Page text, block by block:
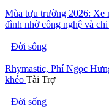
Mùa tựu trường 2026: Xe
đình nhờ công nghệ và
Đời sống
Rhymastic, Phí Ngọc
khéo Tài Trợ
Đời sống